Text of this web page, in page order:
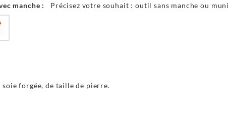
manche : Précisez votre souhait : outil sans manche ou
soie forgée, de taille de pierre.